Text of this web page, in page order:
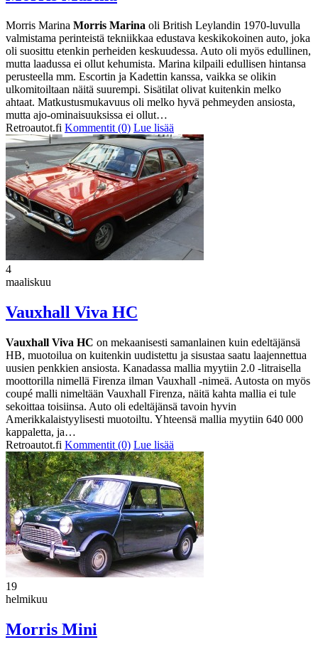
Morris Marina Morris Marina oli British Leylandin 1970-luvulla
valmistama perinteistä tekniikkaa edustava keskikokoinen auto, joka
oli suosittu etenkin perheiden keskuudessa. Auto oli myös edullinen,
mutta laadussa ei ollut kehumista. Marina kilpaili edullisen hintansa
perusteella mm. Escortin ja Kadettin kanssa, vaikka se olikin
ulkomitoiltaan näitä suurempi. Sisätilat olivat kuitenkin melko
ahtaat. Matkustusmukavuus oli melko hyvä pehmeyden ansiosta,
mutta ajo-ominaisuuksissa ei ollut…
Retroautot.fi Kommentit (0) Lue lisää
4
maaliskuu
Vauxhall Viva HC
Vauxhall Viva HC on mekaanisesti samanlainen kuin edeltäjänsä
HB, muotoilua on kuitenkin uudistettu ja sisustaa saatu laajennettua
uusien penkkien ansiosta. Kanadassa mallia myytiin 2.0 -litraisella
moottorilla nimellä Firenza ilman Vauxhall -nimeä. Autosta on myös
coupé malli nimeltään Vauxhall Firenza, näitä kahta mallia ei tule
sekoittaa toisiinsa. Auto oli edeltäjänsä tavoin hyvin
Amerikkalaistyylisesti muotoiltu. Yhteensä mallia myytiin 640 000
kappaletta, ja…
Retroautot.fi Kommentit (0) Lue lisää
19
helmikuu
Morris Mini